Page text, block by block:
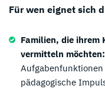
Für wen eignet sich
Familien, die ihrem
vermitteln möchten:
pädagogische